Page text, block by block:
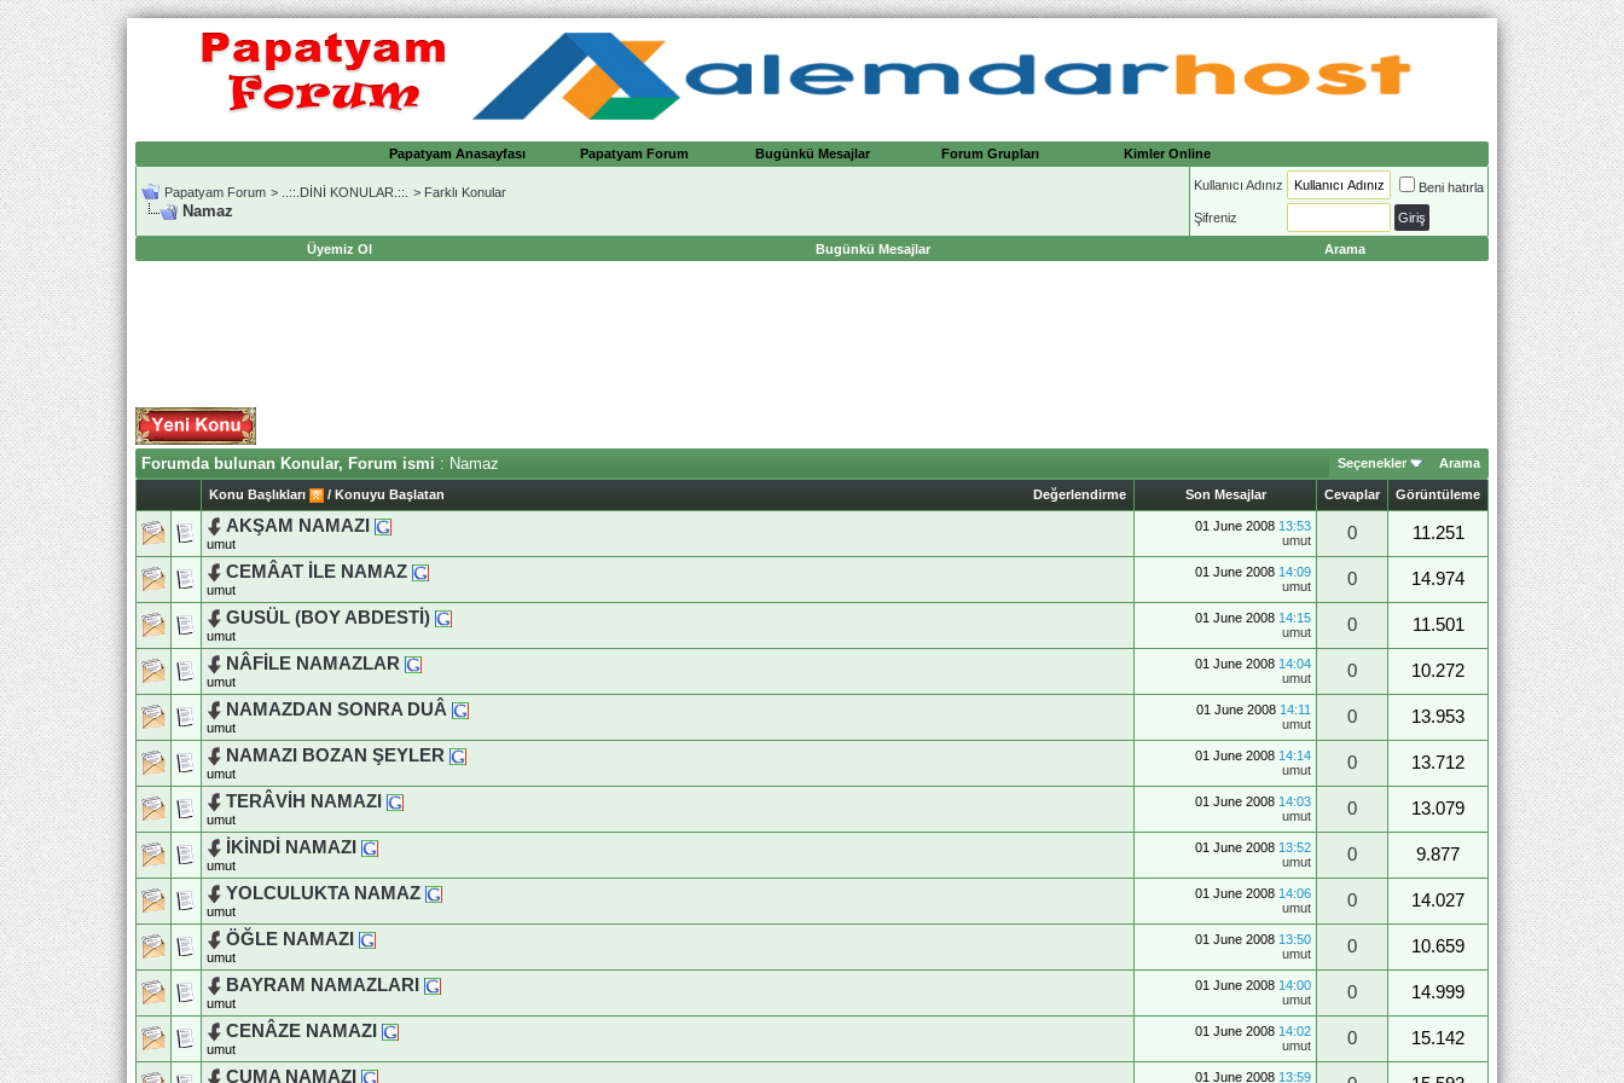
Papatyam Anasayfası Papatyam Forum Bugünkü Mesajlar Forum Grupları Kimler Online
Papatyam Forum > ..::.DİNİ KONULAR.::. > Farklı Konular
Namaz
Kullanıcı Adınız Beni hatırla
Şifreniz
Üyemiz Ol Bugünkü Mesajlar Arama
Forumda bulunan Konular, Forum ismi : Namaz Seçenekler Arama
Değerlendirme
Konu Başlıkları / Konuyu Başlatan Son Mesajlar Cevaplar Görüntüleme
AKŞAM NAMAZI
umut
01 June 2008 13:53
umut
0
11.251
CEMÂAT İLE NAMAZ
umut
01 June 2008 14:09
umut
0
14.974
GUSÜL (BOY ABDESTİ)
umut
01 June 2008 14:15
umut
0
11.501
NÂFİLE NAMAZLAR
umut
01 June 2008 14:04
umut
0
10.272
NAMAZDAN SONRA DUÂ
umut
01 June 2008 14:11
umut
0
13.953
NAMAZI BOZAN ŞEYLER
umut
01 June 2008 14:14
umut
0
13.712
TERÂVİH NAMAZI
umut
01 June 2008 14:03
umut
0
13.079
İKİNDİ NAMAZI
umut
01 June 2008 13:52
umut
0
9.877
YOLCULUKTA NAMAZ
umut
01 June 2008 14:06
umut
0
14.027
ÖĞLE NAMAZI
umut
01 June 2008 13:50
umut
0
10.659
BAYRAM NAMAZLARI
umut
01 June 2008 14:00
umut
0
14.999
CENÂZE NAMAZI
umut
01 June 2008 14:02
umut
0
15.142
CUMA NAMAZI
01 June 2008 13:59